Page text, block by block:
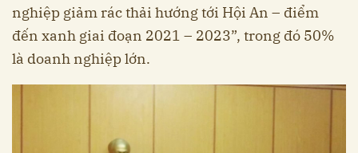
nghiệp giảm rác thải hướng tới Hội An – điểm
đến xanh giai đoạn 2021 – 2023”, trong đó 50%
là doanh nghiệp lớn.